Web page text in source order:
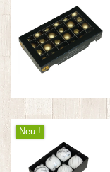
Neu !